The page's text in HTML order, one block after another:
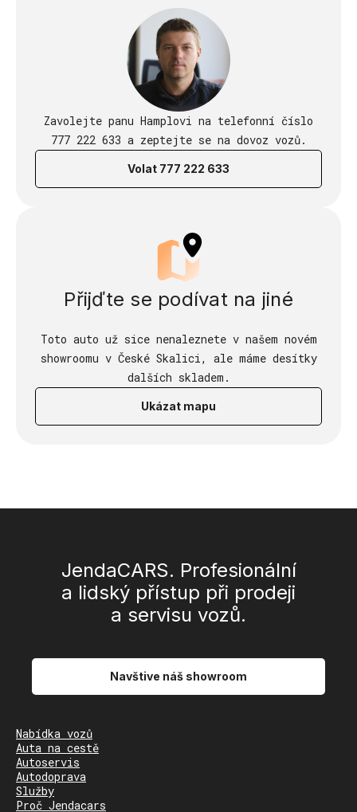
Zavolejte panu Hamplovi na telefonní číslo
777 222 633 a zeptejte se na dovoz vozů.
Volat 777 222 633
Přijďte se podívat na jiné
Toto auto už sice nenaleznete v našem novém
showroomu v České Skalici, ale máme desítky
dalších skladem.
Ukázat mapu
JendaCARS. Profesionální
a lidský přístup při prodeji
a servisu vozů.
Navštive náš showroom
Nabídka vozů
Auta na cestě
Autoservis
Autodoprava
Služby
Proč Jendacars